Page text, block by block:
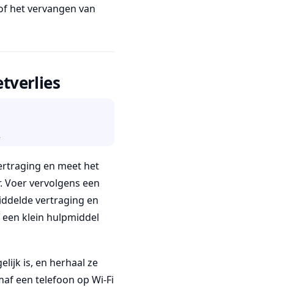
het vervangen van
en meet het
Voer vervolgens een
vertraging en
klein hulpmiddel
is, en herhaal ze
een telefoon op Wi-Fi